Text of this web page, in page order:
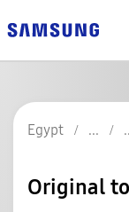
Egypt
Original